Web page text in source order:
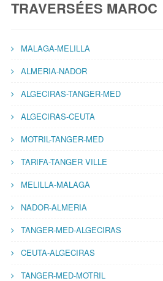
TRAVERSÉES MAROC
MALAGA-MELILLA
ALMERIA-NADOR
ALGECIRAS-TANGER-MED
ALGECIRAS-CEUTA
MOTRIL-TANGER-MED
TARIFA-TANGER VILLE
MELILLA-MALAGA
NADOR-ALMERIA
TANGER-MED-ALGECIRAS
CEUTA-ALGECIRAS
TANGER-MED-MOTRIL